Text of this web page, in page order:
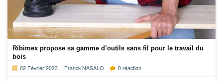
Ribimex propose sa gamme d’outils sans fil pour le travail du
bois
02 Février 2023
Franck NASALO 0 réaction